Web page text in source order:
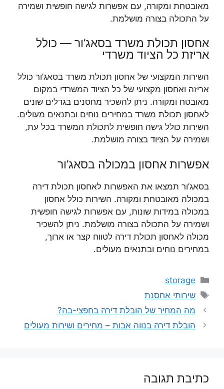
מאובטחת ומקורה, עם אפשרות לגישה חופשית ושמירה
על התכולה בצורה מושלמת.
אחסון תכולת משרד בסאג’ור — כולל
אריזת כל הציוד משרדי
השירות המקצועי של אחסון תכולת משרד בסאג’ור כולל
אריזה ואחסון מקצועי של כל הציוד המשרדי במקום
מאובטח ומקורה. ניתן להשכיר מחסנים בגדלים שונים
לאחסון תכולת משרד במחירים נוחים ובתנאים מעולים.
השירות כולל גישה חופשית לתכולת המשרד בכל עת,
ושמירה על הציוד בצורה מושלמת.
אפשרות אחסון במכולה בסאג’ור
בסאג’ור תמצאו את האפשרות לאחסון תכולת דירה
במכולה מאובטחת ומקורה. השירות כולל אחסון
במכולה במידות שונות, עם אפשרות לגישה חופשית
ושמירה על התכולה בצורה מושלמת. ניתן להשכיר
מכולה לאחסון תכולת דירה לטווח קצר או ארוך,
במחירים נוחים ובתנאים מעולים.
קטגוריות
storage
תגיות
שירותי אחסנת
מה המחיר של הובלת דירה בחפצי-בה?
הובלת דירה בנווה אבות – מחירים ושירות מעולים
כתיבת תגובה